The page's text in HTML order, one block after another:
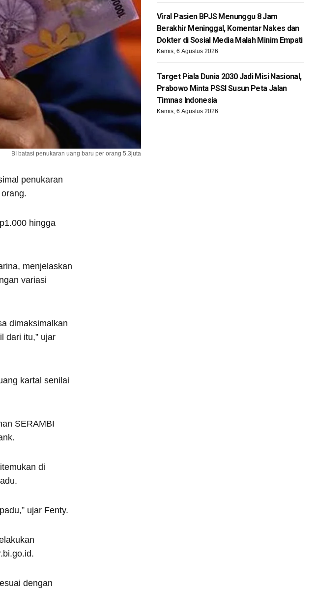
BI batasi penukaran uang baru per orang 5.3juta
penukaran
hingga
menjelaskan
variasi
dimaksimalkan
dari itu,” ujar
kartal senilai
SERAMBI
di
ujar Fenty.
dengan
Viral Pasien BPJS Menunggu 8 Jam
Berakhir Meninggal, Komentar Nakes dan
Dokter di Sosial Media Malah Minim Empati
Kamis, 6 Agustus 2026
Target Piala Dunia 2030 Jadi Misi Nasional,
Prabowo Minta PSSI Susun Peta Jalan
Timnas Indonesia
Kamis, 6 Agustus 2026